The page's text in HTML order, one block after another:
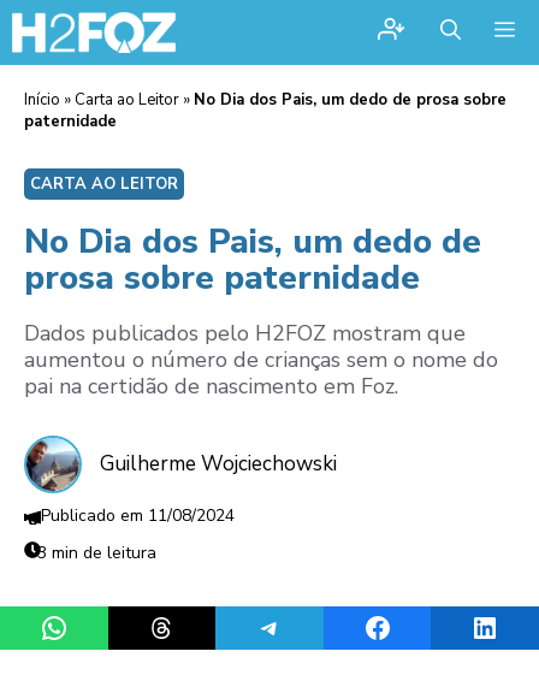
Início » Carta ao Leitor » No Dia dos Pais, um dedo de prosa sobre
paternidade
CARTA AO LEITOR
No Dia dos Pais, um dedo de
prosa sobre paternidade
Dados publicados pelo H2FOZ mostram que
aumentou o número de crianças sem o nome do
pai na certidão de nascimento em Foz.
Guilherme Wojciechowski
11/08/2024
3 min de leitura
Share on WhatsAppShare on ThreadsShare on TelegramShare on Facebook